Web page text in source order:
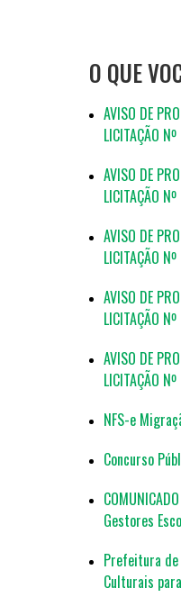
O QUE
AVISO DE
LICITAÇÃO
AVISO DE
LICITAÇÃO
AVISO DE
LICITAÇÃO
AVISO DE
LICITAÇÃO
AVISO DE
LICITAÇÃO
NFS-e
Concurso
Gestores
Prefeitura
Culturais